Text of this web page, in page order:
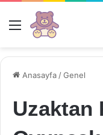
Menü
Anasayfa /Genel
Uzaktan